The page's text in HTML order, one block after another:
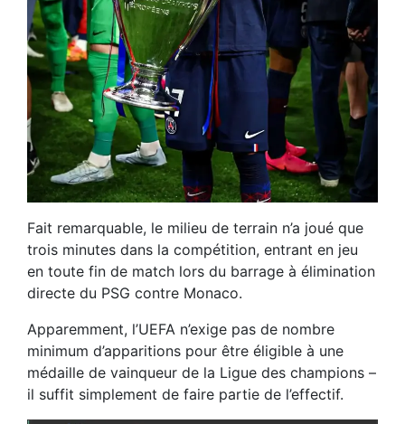
Fait remarquable, le milieu de terrain n’a joué que
trois minutes dans la compétition, entrant en jeu
en toute fin de match lors du barrage à élimination
directe du PSG contre Monaco.
Apparemment, l’UEFA n’exige pas de nombre
minimum d’apparitions pour être éligible à une
médaille de vainqueur de la Ligue des champions –
il suffit simplement de faire partie de l’effectif.